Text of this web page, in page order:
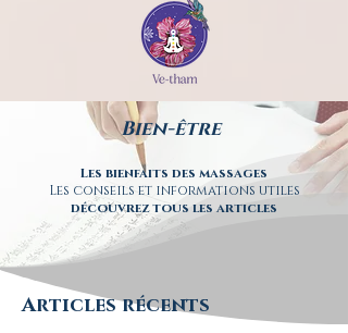
Bien-être
Les bienfaits des massages
Les conseils et informations utiles
découvrez tous les articles
Articles récents